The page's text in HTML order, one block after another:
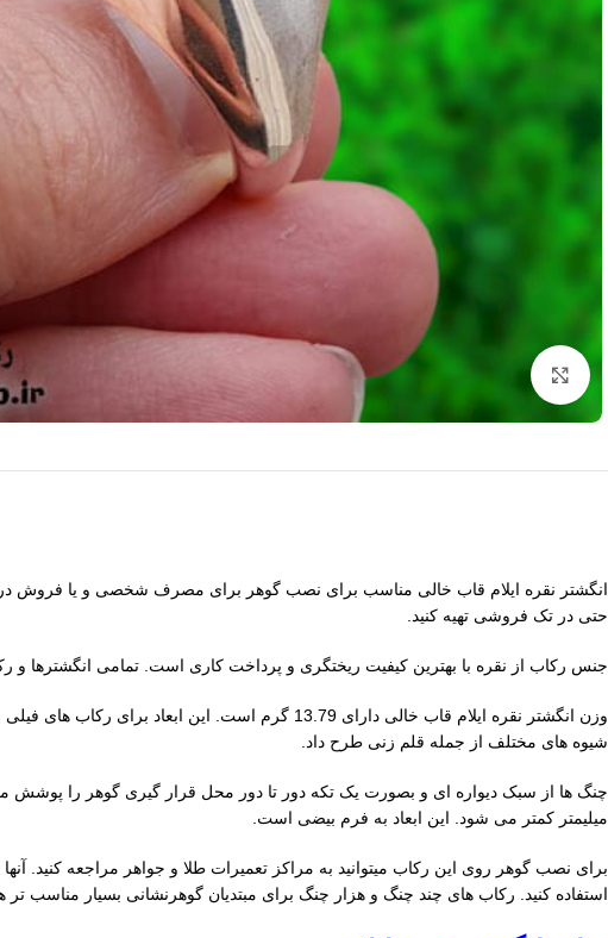
برای بزرگنمایی کلیک کنید
انگشتر نقره ایلام قاب خالی مناسب برای نصب گوهر برای مصرف شخصی و یا فروش
حتی در تک فروشی تهیه کنید.
جنس رکاب از نقره با بهترین کیفیت ریختگری و پرداخت کاری است. تمامی
وزن انگشتر نقره ایلام قاب خالی دارای 13.79 گرم
شیوه های مختلف از جمله قلم زنی طرح داد.
میلیمتر کمتر می شود. این ابعاد به فرم بیضی است.
برای نصب گوهر روی این رکاب میتوانید به مراکز تعمیرات طلا و جواهر مراجعه کنید.
استفاده کنید. رکاب های چند چنگ و هزار چنگ برای مبتدیان گوهرنشانی بسیار مناسب تر